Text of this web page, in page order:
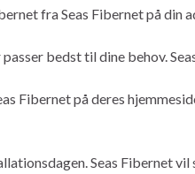
fra Seas Fibernet på din
bedst til dine behov.
Fibernet på deres
Seas Fibernet